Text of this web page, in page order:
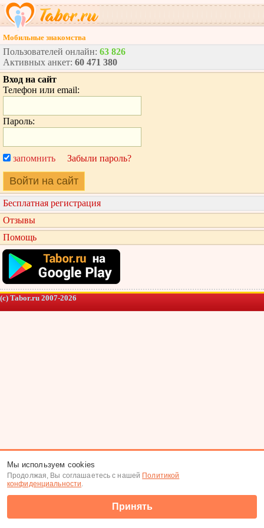
Мобильные знакомства
Пользователей онлайн: 63 826
Активных анкет: 60 471 380
Вход на сайт
Телефон или email:
Пароль:
запомнить Забыли пароль?
Войти на сайт
Бесплатная регистрация
Отзывы
Помощь
(c) Tabor.ru 2007-2026
Мы используем cookies
Продолжая, Вы соглашаетесь с нашей Политикой
конфиденциальности.
Принять